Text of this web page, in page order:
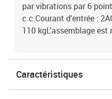
par vibrations par 6
c.c.Courant d'entrée :
110 kgL'assemblage est
Caractéristiques